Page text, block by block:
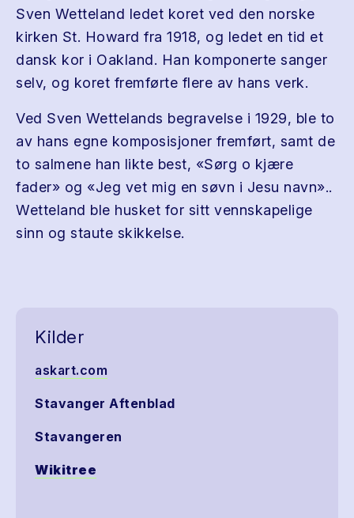
Sven Wetteland ledet koret ved den norske
kirken St. Howard fra 1918, og ledet en tid et
dansk kor i Oakland. Han komponerte sanger
selv, og koret fremførte flere av hans verk.
Ved Sven Wettelands begravelse i 1929, ble to
av hans egne komposisjoner fremført, samt de
to salmene han likte best, «Sørg o kjære
fader» og «Jeg vet mig en søvn i Jesu navn»..
Wetteland ble husket for sitt vennskapelige
sinn og staute skikkelse.
Kilder
askart.com
Stavanger Aftenblad
Stavangeren
Wikitree